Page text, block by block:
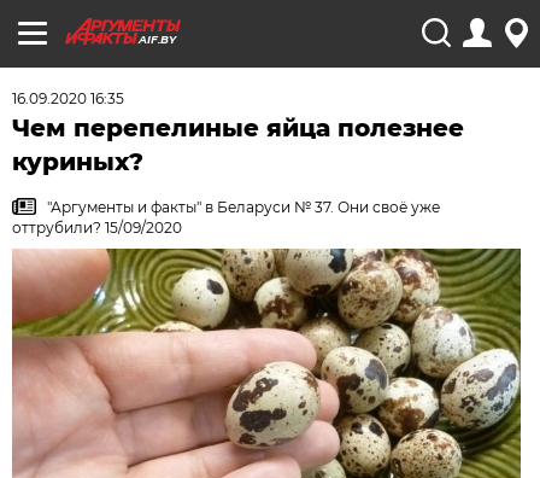
AIF.BY
16.09.2020 16:35
Чем перепелиные яйца полезнее
куриных?
"Аргументы и факты" в Беларуси № 37. Они своё уже
оттрубили? 15/09/2020